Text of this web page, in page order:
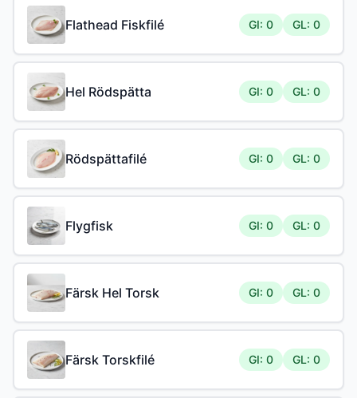
Flathead Fiskfilé GI: 0 GL: 0
Hel Rödspätta GI: 0 GL: 0
Rödspättafilé GI: 0 GL: 0
Flygfisk GI: 0 GL: 0
Färsk Hel Torsk GI: 0 GL: 0
Färsk Torskfilé GI: 0 GL: 0